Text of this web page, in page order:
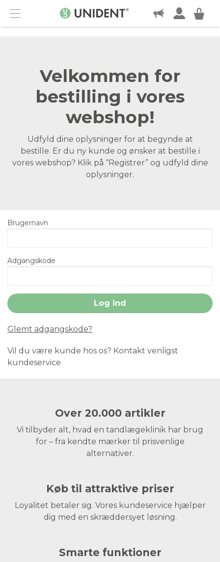
Menu
KONTAKT
Velkommen for
bestilling i vores
webshop!
Udfyld dine oplysninger for at begynde at
bestille. Er du ny kunde og ønsker at bestille i
vores webshop? Klik på “Registrer” og udfyld dine
oplysninger.
Brugernavn
Adgangskode
Glemt adgangskode?
Vil du være kunde hos os? Kontakt venligst
kundeservice
Over 20.000 artikler
Vi tilbyder alt, hvad en tandlægeklinik har brug
for – fra kendte mærker til prisvenlige
alternativer.
Køb til attraktive priser
Loyalitet betaler sig. Vores kundeservice hjælper
dig med en skræddersyet løsning.
Smarte funktioner